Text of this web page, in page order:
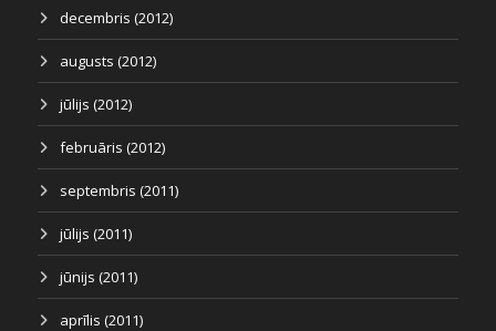
decembris (2012)
augusts (2012)
jūlijs (2012)
februāris (2012)
septembris (2011)
jūlijs (2011)
jūnijs (2011)
aprīlis (2011)